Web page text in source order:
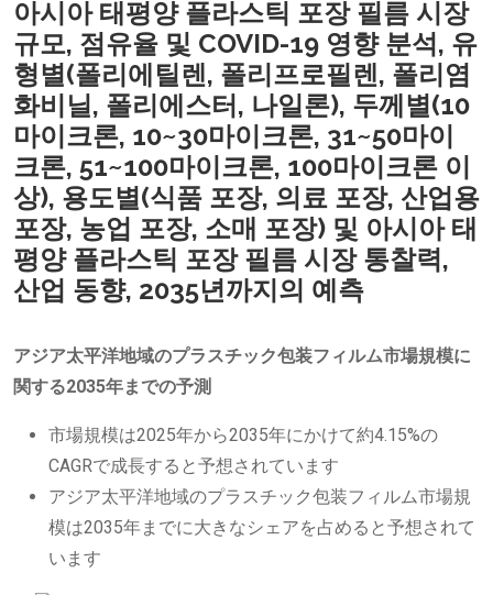
아시아 태평양 플라스틱 포장 필름 시장
규모, 점유율 및 COVID-19 영향 분석, 유
형별(폴리에틸렌, 폴리프로필렌, 폴리염
화비닐, 폴리에스터, 나일론), 두께별(10
마이크론, 10~30마이크론, 31~50마이
크론, 51~100마이크론, 100마이크론 이
상), 용도별(식품 포장, 의료 포장, 산업용
포장, 농업 포장, 소매 포장) 및 아시아 태
평양 플라스틱 포장 필름 시장 통찰력,
산업 동향, 2035년까지의 예측
アジア太平洋地域のプラスチック包装フィルム市場規模に
関する2035年までの予測
市場規模は2025年から2035年にかけて約4.15%の
CAGRで成長すると予想されています
アジア太平洋地域のプラスチック包装フィルム市場規
模は2035年までに大きなシェアを占めると予想されて
います